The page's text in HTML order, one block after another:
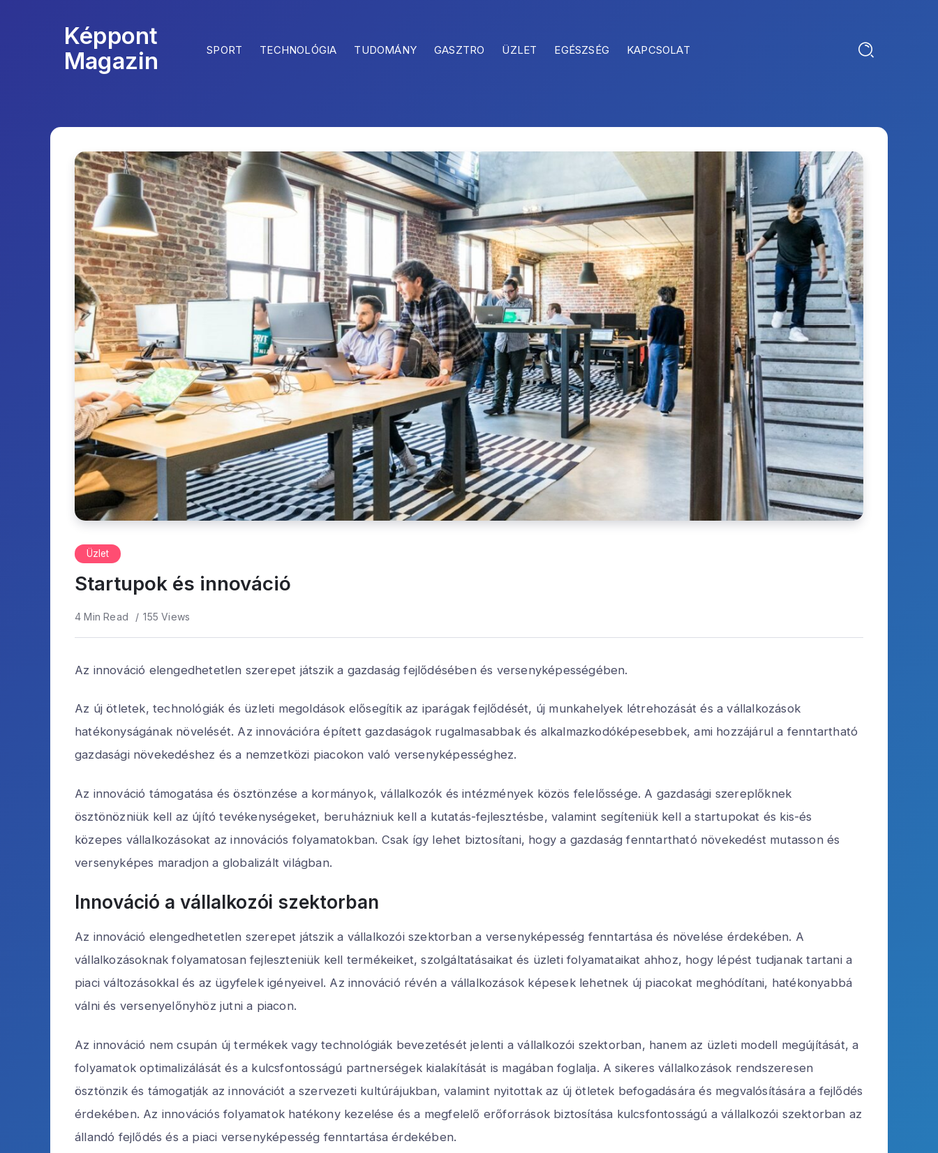
Képpont
Magazin
SPORT TECHNOLÓGIA TUDOMÁNY GASZTRO ÜZLET EGÉSZSÉG KAPCSOLAT
Üzlet
Startupok és innováció
4 Min Read 155 Views
Az innováció elengedhetetlen szerepet játszik a gazdaság fejlődésében és versenyképességében.
Az új ötletek, technológiák és üzleti megoldások elősegítik az iparágak fejlődését, új munkahelyek létrehozását és a vállalkozások
hatékonyságának növelését. Az innovációra épített gazdaságok rugalmasabbak és alkalmazkodóképesebbek, ami hozzájárul a fenntartható
gazdasági növekedéshez és a nemzetközi piacokon való versenyképességhez.
Az innováció támogatása és ösztönzése a kormányok, vállalkozók és intézmények közös felelőssége. A gazdasági szereplőknek
ösztönözniük kell az újító tevékenységeket, beruházniuk kell a kutatás-fejlesztésbe, valamint segíteniük kell a startupokat és kis-és
közepes vállalkozásokat az innovációs folyamatokban. Csak így lehet biztosítani, hogy a gazdaság fenntartható növekedést mutasson és
versenyképes maradjon a globalizált világban.
Innováció a vállalkozói szektorban
Az innováció elengedhetetlen szerepet játszik a vállalkozói szektorban a versenyképesség fenntartása és növelése érdekében. A
vállalkozásoknak folyamatosan fejleszteniük kell termékeiket, szolgáltatásaikat és üzleti folyamataikat ahhoz, hogy lépést tudjanak tartani a
piaci változásokkal és az ügyfelek igényeivel. Az innováció révén a vállalkozások képesek lehetnek új piacokat meghódítani, hatékonyabbá
válni és versenyelőnyhöz jutni a piacon.
Az innováció nem csupán új termékek vagy technológiák bevezetését jelenti a vállalkozói szektorban, hanem az üzleti modell megújítását, a
folyamatok optimalizálását és a kulcsfontosságú partnerségek kialakítását is magában foglalja. A sikeres vállalkozások rendszeresen
ösztönzik és támogatják az innovációt a szervezeti kultúrájukban, valamint nyitottak az új ötletek befogadására és megvalósítására a fejlődés
érdekében. Az innovációs folyamatok hatékony kezelése és a megfelelő erőforrások biztosítása kulcsfontosságú a vállalkozói szektorban az
állandó fejlődés és a piaci versenyképesség fenntartása érdekében.